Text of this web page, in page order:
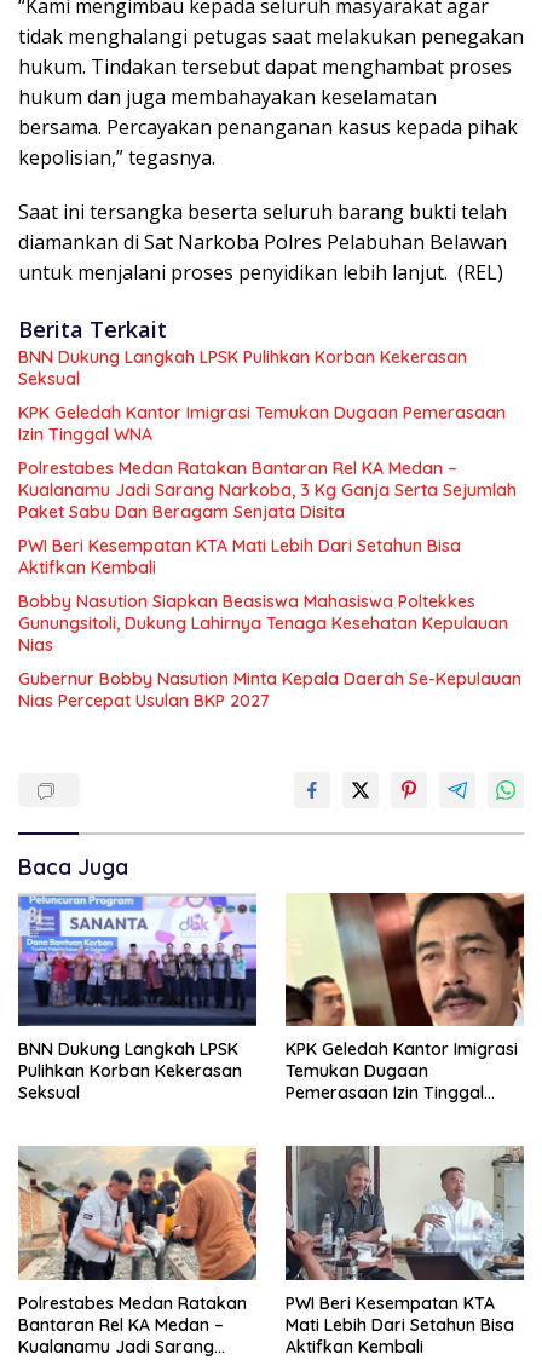
“Kami mengimbau kepada seluruh masyarakat agar
tidak menghalangi petugas saat melakukan penegakan
hukum. Tindakan tersebut dapat menghambat proses
hukum dan juga membahayakan keselamatan
bersama. Percayakan penanganan kasus kepada pihak
kepolisian,” tegasnya.
Saat ini tersangka beserta seluruh barang bukti telah
diamankan di Sat Narkoba Polres Pelabuhan Belawan
untuk menjalani proses penyidikan lebih lanjut. (REL)
Berita Terkait
BNN Dukung Langkah LPSK Pulihkan Korban Kekerasan
Seksual
KPK Geledah Kantor Imigrasi Temukan Dugaan Pemerasaan
Izin Tinggal WNA
Polrestabes Medan Ratakan Bantaran Rel KA Medan –
Kualanamu Jadi Sarang Narkoba, 3 Kg Ganja Serta Sejumlah
Paket Sabu Dan Beragam Senjata Disita
PWI Beri Kesempatan KTA Mati Lebih Dari Setahun Bisa
Aktifkan Kembali
Bobby Nasution Siapkan Beasiswa Mahasiswa Poltekkes
Gunungsitoli, Dukung Lahirnya Tenaga Kesehatan Kepulauan
Nias
Gubernur Bobby Nasution Minta Kepala Daerah Se-Kepulauan
Nias Percepat Usulan BKP 2027
Baca Juga
BNN Dukung Langkah LPSK
Pulihkan Korban Kekerasan
Seksual
KPK Geledah Kantor Imigrasi
Temukan Dugaan
Pemerasaan Izin Tinggal
Polrestabes Medan Ratakan
Bantaran Rel KA Medan –
Kualanamu Jadi Sarang
PWI Beri Kesempatan KTA
Mati Lebih Dari Setahun Bisa
Aktifkan Kembali